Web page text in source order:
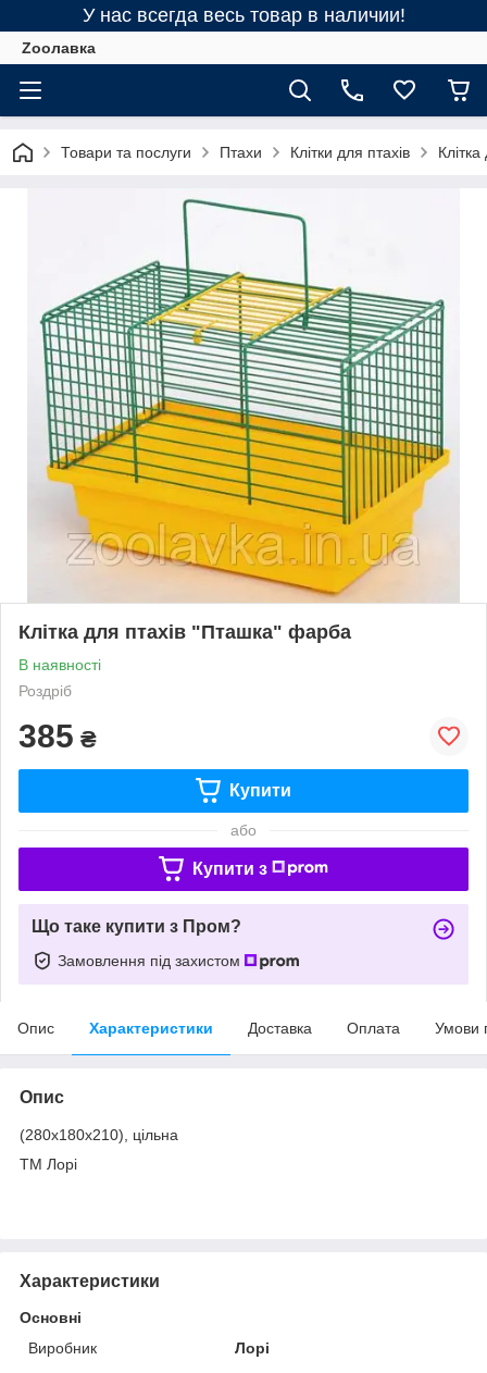
У нас всегда весь товар в наличии!
Zooлавка
Товари та послуги Птахи Клітки для птахів
Клітка для птахів "Пташка" фарба
В наявності
Роздріб
385 ₴
Купити
або
Купити з
Що таке купити з Пром?
Замовлення під захистом
Опис Характеристики Доставка Оплата Умови
Опис
(280х180х210), цільна
ТМ Лорі
Характеристики
Основні
Виробник
Лорі